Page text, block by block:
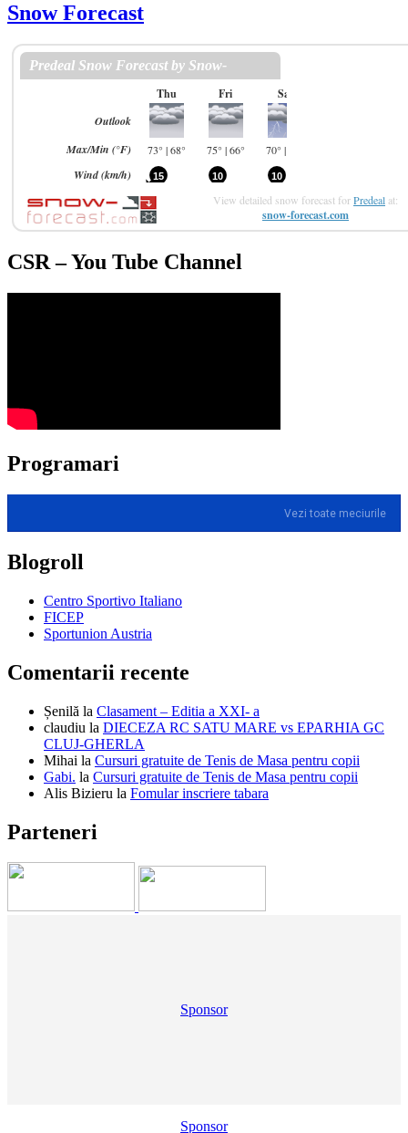
Snow Forecast
View detailed snow forecast forPredeal at:
snow-forecast.com
CSR – You Tube Channel
Programari
Vezi toate meciurile
Blogroll
Centro Sportivo Italiano
FICEP
Sportunion Austria
Comentarii recente
Șenilă la Clasament – Editia a XXI- a
claudiu la DIECEZA RC SATU MARE vs EPARHIA GC
CLUJ-GHERLA
Mihai la Cursuri gratuite de Tenis de Masa pentru copii
Gabi. la Cursuri gratuite de Tenis de Masa pentru copii
Alis Bizieru la Fomular inscriere tabara
Parteneri
Sponsor
Sponsor